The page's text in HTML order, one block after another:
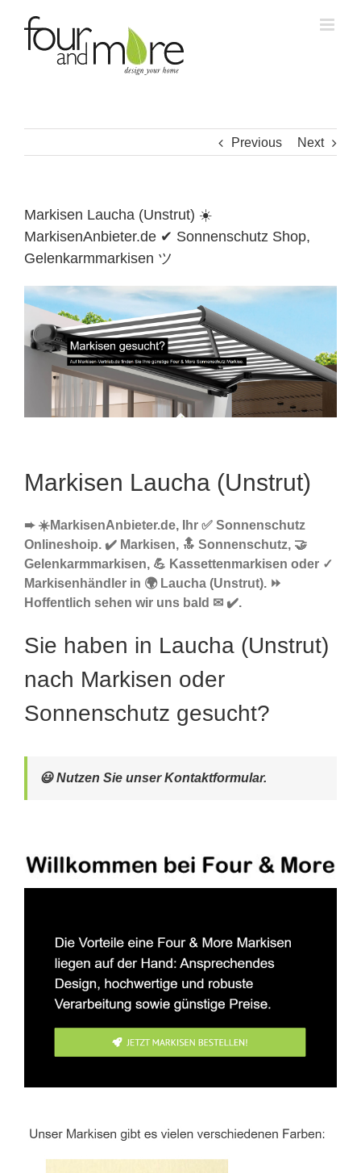
content
Previous Next
Markisen Laucha (Unstrut) ☀️
MarkisenAnbieter.de ✔ Sonnenschutz Shop,
Gelenkarmmarkisen ツ
Markisen Laucha (Unstrut)
➨ ☀️MarkisenAnbieter.de, Ihr ✅ Sonnenschutz
Onlineshoip. ✔️ Markisen, 🔝 Sonnenschutz, 🤝
Gelenkarmmarkisen, 💪 Kassettenmarkisen oder ✓
Markisenhändler in 🌍 Laucha (Unstrut). ⏩
Hoffentlich sehen wir uns bald ✉ ✔️.
Sie haben in Laucha (Unstrut)
nach Markisen oder
Sonnenschutz gesucht?
😃 Nutzen Sie unser Kontaktformular.